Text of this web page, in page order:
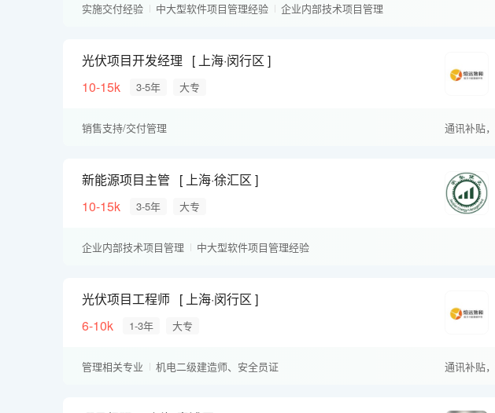
实施交付经验 中大型软件项目管理经验
企业内部技术项目管理
光伏项目开发经理
上海·闵行区
10-15k
3-5年 大专
销售支持/交付管理 通讯补贴，
新能源项目主管
上海·徐汇区
10-15k
3-5年 大专
企业内部技术项目管理
中大型软件项目管理经验
光伏项目工程师
上海·闵行区
6-10k
1-3年 大专
管理相关专业 机电二级建造师、安全员证 通讯补贴，